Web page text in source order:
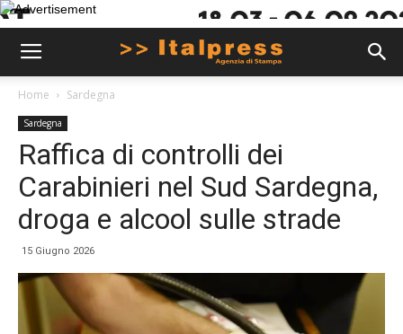
Home Sardegna
Sardegna
Raffica di controlli dei
Carabinieri nel Sud Sardegna,
droga e alcool sulle strade
15 Giugno 2026